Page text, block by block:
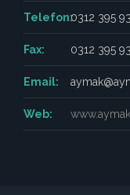
Telefon:0312 395
Fax: 0312 395
Email:
Web: